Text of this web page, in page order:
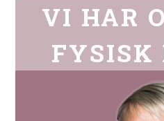
VI HAR
FYSISK